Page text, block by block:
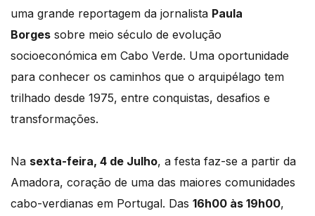
uma grande reportagem da jornalista Paula
Borges sobre meio século de evolução
socioeconómica em Cabo Verde. Uma oportunidade
para conhecer os caminhos que o arquipélago tem
trilhado desde 1975, entre conquistas, desafios e
transformações.
Na sexta-feira, 4 de Julho, a festa faz-se a partir da
Amadora, coração de uma das maiores comunidades
cabo-verdianas em Portugal. Das 16h00 às 19h00,